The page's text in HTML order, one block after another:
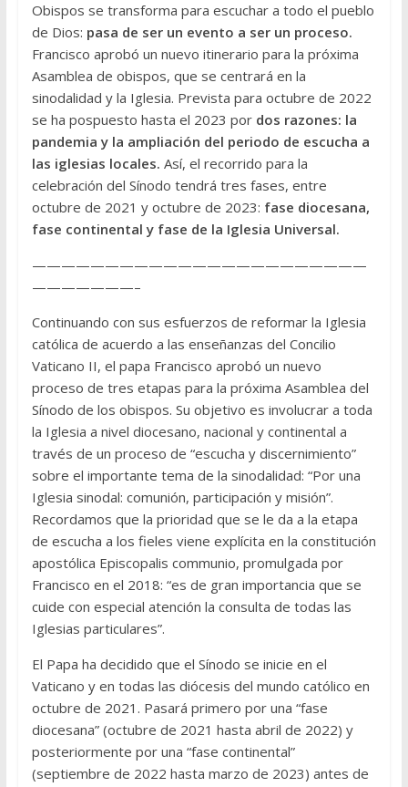
Obispos se transforma para escuchar a todo el pueblo
de Dios: pasa de ser un evento a ser un proceso.
Francisco aprobó un nuevo itinerario para la próxima
Asamblea de obispos, que se centrará en la
sinodalidad y la Iglesia. Prevista para octubre de 2022
se ha pospuesto hasta el 2023 por dos razones: la
pandemia y la ampliación del periodo de escucha a
las iglesias locales. Así, el recorrido para la
celebración del Sínodo tendrá tres fases, entre
octubre de 2021 y octubre de 2023: fase diocesana,
fase continental y fase de la Iglesia Universal.
———————————————————————
———————–
Continuando con sus esfuerzos de reformar la Iglesia
católica de acuerdo a las enseñanzas del Concilio
Vaticano II, el papa Francisco aprobó un nuevo
proceso de tres etapas para la próxima Asamblea del
Sínodo de los obispos. Su objetivo es involucrar a toda
la Iglesia a nivel diocesano, nacional y continental a
través de un proceso de “escucha y discernimiento”
sobre el importante tema de la sinodalidad: “Por una
Iglesia sinodal: comunión, participación y misión”.
Recordamos que la prioridad que se le da a la etapa
de escucha a los fieles viene explícita en la constitución
apostólica Episcopalis communio, promulgada por
Francisco en el 2018: “es de gran importancia que se
cuide con especial atención la consulta de todas las
Iglesias particulares”.
El Papa ha decidido que el Sínodo se inicie en el
Vaticano y en todas las diócesis del mundo católico en
octubre de 2021. Pasará primero por una “fase
diocesana” (octubre de 2021 hasta abril de 2022) y
posteriormente por una “fase continental”
(septiembre de 2022 hasta marzo de 2023) antes de